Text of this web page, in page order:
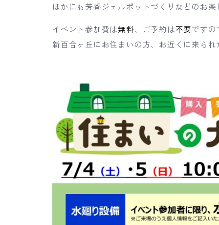
ほかにも芳香ジェルポットづくりなどのお
イベント参加費は無料、ご予約は不要ですの
新百合ヶ丘にお住まいの方、お近くに来ら